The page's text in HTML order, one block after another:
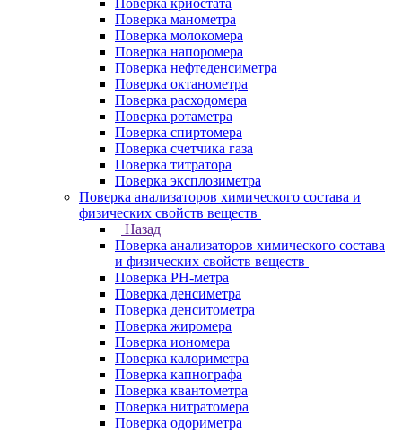
Поверка криостата
Поверка манометра
Поверка молокомера
Поверка напоромера
Поверка нефтеденсиметра
Поверка октанометра
Поверка расходомера
Поверка ротаметра
Поверка спиртомера
Поверка счетчика газа
Поверка титратора
Поверка эксплозиметра
Поверка анализаторов химического состава и
физических свойств веществ
Назад
Поверка анализаторов химического состава
и физических свойств веществ
Поверка PH-метра
Поверка денсиметра
Поверка денситометра
Поверка жиромера
Поверка иономера
Поверка калориметра
Поверка капнографа
Поверка квантометра
Поверка нитратомера
Поверка одориметра